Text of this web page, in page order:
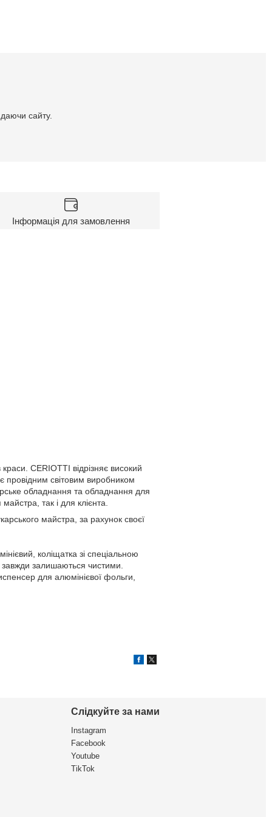
сайту.
Інформація для замовлення
CERIOTTI відрізняє високий
провідним світовим виробником
обладнання та обладнання для
так і для клієнта.
майстра, за рахунок своєї
коліщатка зі спеціальною
завжди залишаються чистими.
для алюмінієвої фольги,
Слідкуйте за нами
Instagram
Facebook
Youtube
TikTok